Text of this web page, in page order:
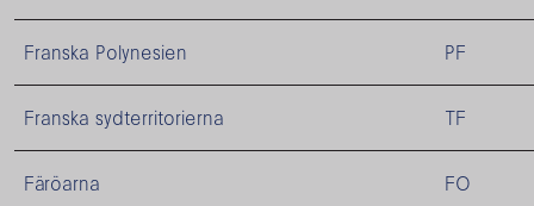
Franska Polynesien PF
Franska sydterritorierna TF
Färöarna FO